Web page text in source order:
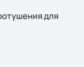
для